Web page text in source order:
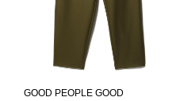
GOOD PEOPLE GOOD